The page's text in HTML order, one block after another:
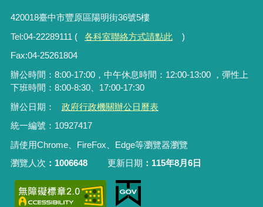
420018臺中市豐原區陽明街36號5樓
Tel:04-22289111 (
各科室聯絡方式請點此
)
Fax:04-25261804
辦公時間：8:00-17:00，中午休息時間：12:00-13:00 ，彈性上
下班時間：8:00-8:30、17:00-17:30
辦公日期：
政府行政機關辦公日曆表
統一編號：10927417
請使用Chrome、FireFox、Edge等瀏覽器瀏覽
瀏覽人次
1006648 更新日期 115年8月6日